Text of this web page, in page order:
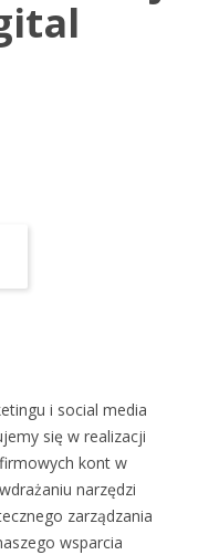
i social media
się w realizacji
kont w
narzędzi
zarządzania
wsparcia